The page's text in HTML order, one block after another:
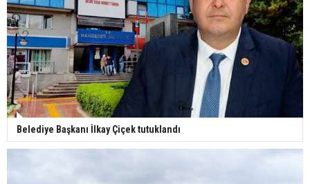
Belediye Başkanı İlkay Çiçek tutuklandı